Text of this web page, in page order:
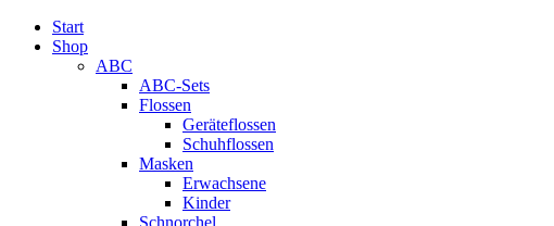
Start
Shop
ABC
ABC-Sets
Flossen
Geräteflossen
Schuhflossen
Masken
Erwachsene
Kinder
Schnorchel